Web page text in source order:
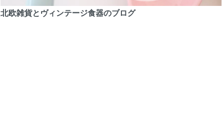
北欧雑貨とヴィンテージ食器のブログ